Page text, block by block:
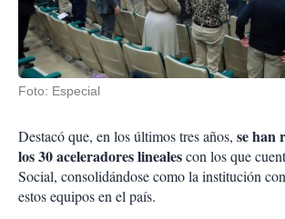
Foto: Especial
Destacó que, en los últimos tres años, se han
los 30 aceleradores linealescon los que
Social, consolidándose como la institución
estos equipos en el país.